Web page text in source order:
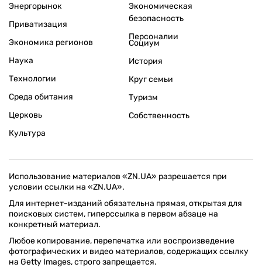
Энергорынок
Приватизация
Экономика регионов
Экономическая
безопасность
Персоналии
Наука
Технологии
Среда обитания
Церковь
Культура
Социум
История
Круг семьи
Туризм
Собственность
Использование материалов «ZN.UA» разрешается при
условии ссылки на «ZN.UA».
Для интернет-изданий обязательна прямая, открытая для
поисковых систем, гиперссылка в первом абзаце на
конкретный материал.
Любое копирование, перепечатка или воспроизведение
фотографических и видео материалов, содержащих ссылку
на Getty Images, строго запрещается.